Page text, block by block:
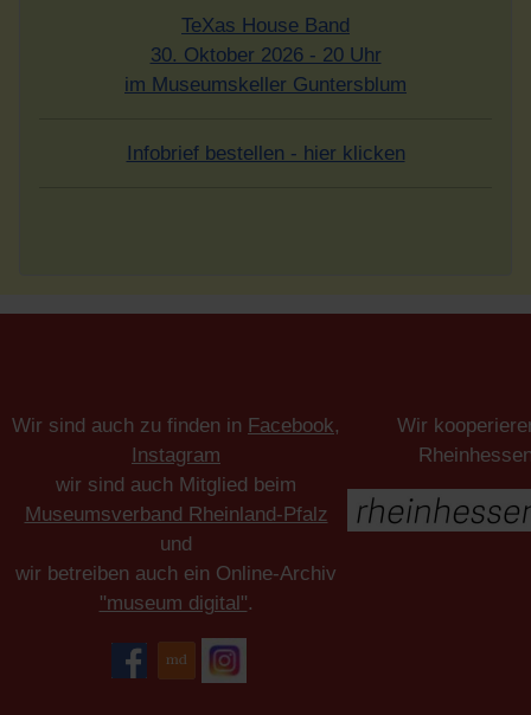
TeXas House Band
30. Oktober 2026 - 20 Uhr
im Museumskeller Guntersblum
Infobrief bestellen - hier klicken
Wir sind auch zu finden in Facebook,
Instagram
wir sind auch Mitglied beim
Museumsverband Rheinland-Pfalz
und
wir betreiben auch ein Online-Archiv
"museum digital".
Wir